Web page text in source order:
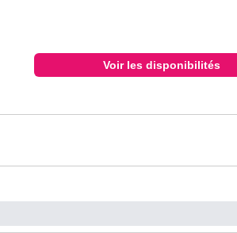
Voir les disponibilités